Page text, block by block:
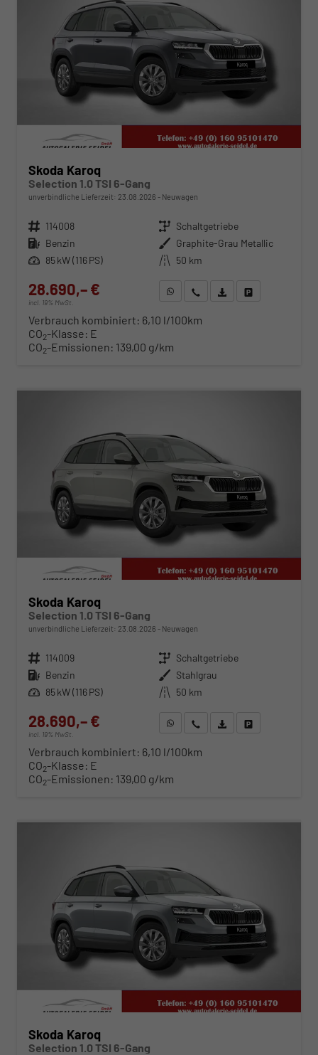
Skoda Karoq
Selection 1.0 TSI 6-Gang
unverbindliche Lieferzeit: 23.08.2026 Neuwagen
Fahrzeugnr. 114008 Getriebe Schaltgetriebe
Kraftstoff Benzin Außenfarbe Graphite-Grau Metallic
Leistung 85 kW (116 PS) Kilometerstand 50 km
28.690,– €
incl. 19% MwSt.
WhatsApp anfragen
Wir rufen Sie anFahrzeugexposé (PDF)
Verbrauch kombiniert: 6,10 l/100km
CO2-Klasse: E
CO2-Emissionen: 139,00 g/km
Skoda Karoq
Selection 1.0 TSI 6-Gang
unverbindliche Lieferzeit: 23.08.2026 Neuwagen
Fahrzeugnr. 114009 Getriebe Schaltgetriebe
Kraftstoff Benzin Außenfarbe Stahlgrau
Leistung 85 kW (116 PS) Kilometerstand 50 km
28.690,– €
incl. 19% MwSt.
WhatsApp anfragen
Wir rufen Sie anFahrzeugexposé (PDF)
Verbrauch kombiniert: 6,10 l/100km
CO2-Klasse: E
CO2-Emissionen: 139,00 g/km
Skoda Karoq
Selection 1.0 TSI 6-Gang